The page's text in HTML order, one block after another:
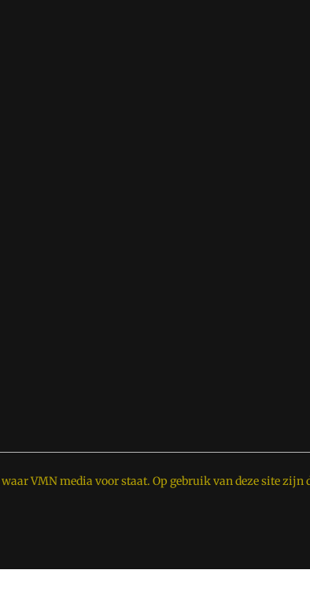
waar VMN media voor staat. Op gebruik van deze site zijn